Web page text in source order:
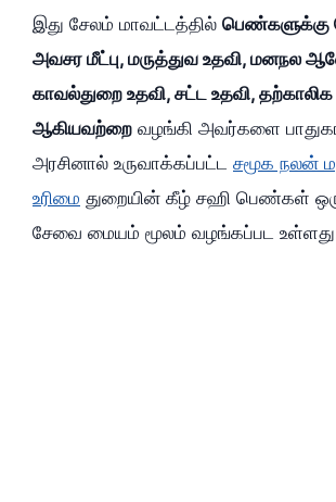
இது சேலம் மாவட்டத்தில் பெண்களுக்கு
அவசர மீட்பு, மருத்துவ உதவி, மனநல
காவல்துறை உதவி, சட்ட உதவி, தற்காலிக
ஆகியவற்றை வழங்கி அவர்களை
அரசினால் உருவாக்கப்பட்ட சமூக நலன்
உரிமை துறையின் கீழ் சஹி பெண்கள்
சேவை மையம் மூலம் வழங்கப்பட